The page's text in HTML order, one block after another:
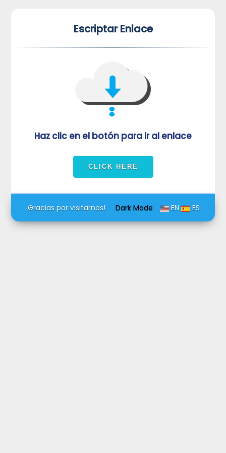
Escriptar Enlace
Haz clic en el botón para ir al enlace
Dark Mode EN ES
¡Gracias por visitarnos!
VUVORmRFeFRNVlJrUjBZd1kza3dkRkJuUFQwPQ==